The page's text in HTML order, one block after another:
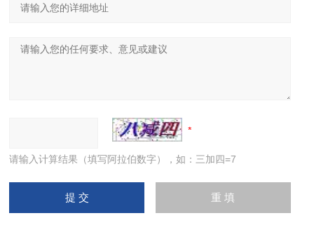
请输入计算结果（填写阿拉伯数字），如：三加四=7